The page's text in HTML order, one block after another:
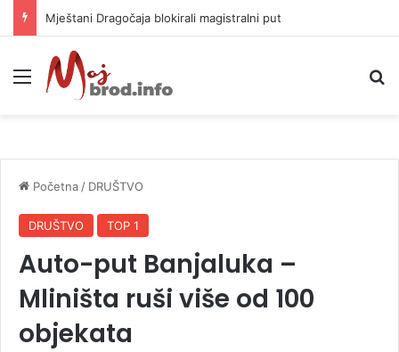
Helikopter ponovo gasi vatru u selima kod Trebinja
Meni
Početna / DRUŠTVO
DRUŠTVO TOP 1
Auto-put Banjaluka –
Mliništa ruši više od 100
objekata